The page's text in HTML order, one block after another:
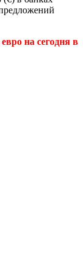
на сегодня в